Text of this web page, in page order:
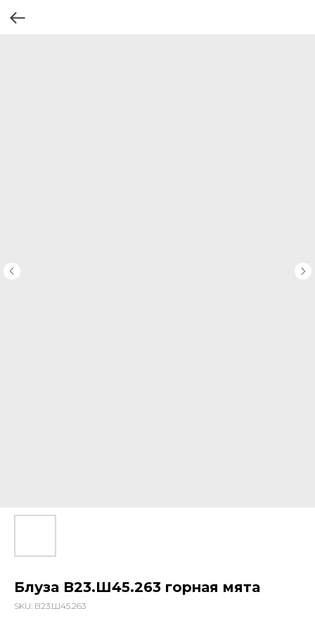
Блуза В23.Ш45.263 горная мята
SKU: В23.Ш45.263